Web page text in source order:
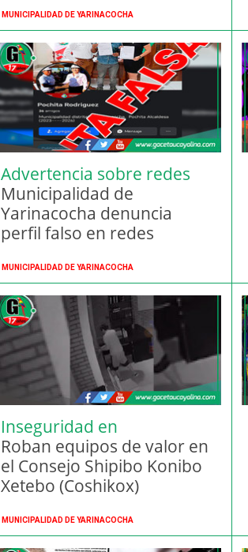
MUNICIPALIDAD DE YARINACOCHA
Advertencia sobre redes
falsas
Municipalidad de
Yarinacocha denuncia
perfil falso en redes
MUNICIPALIDAD DE YARINACOCHA
Inseguridad en
Yarinacocha
Roban equipos de valor en
el Consejo Shipibo Konibo
Xetebo (Coshikox)
MUNICIPALIDAD DE YARINACOCHA